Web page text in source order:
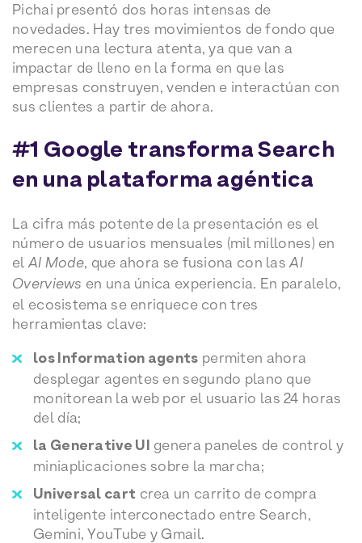
Pichai presentó dos horas intensas de
novedades. Hay tres movimientos de fondo que
merecen una lectura atenta, ya que van a
impactar de lleno en la forma en que las
empresas construyen, venden e interactúan con
sus clientes a partir de ahora.
#1 Google transforma Search
en una plataforma agéntica
La cifra más potente de la presentación es el
número de usuarios mensuales (mil millones) en
el AI Mode, que ahora se fusiona con lasAI
Overviews en una única experiencia. En paralelo,
el ecosistema se enriquece con tres
herramientas clave:
los Information agents permiten ahora
desplegar agentes en segundo plano que
monitorean la web por el usuario las 24 horas
del día;
la Generative UI genera paneles de control y
miniaplicaciones sobre la marcha;
Universal cart crea un carrito de compra
inteligente interconectado entre Search,
Gemini, YouTube y Gmail.